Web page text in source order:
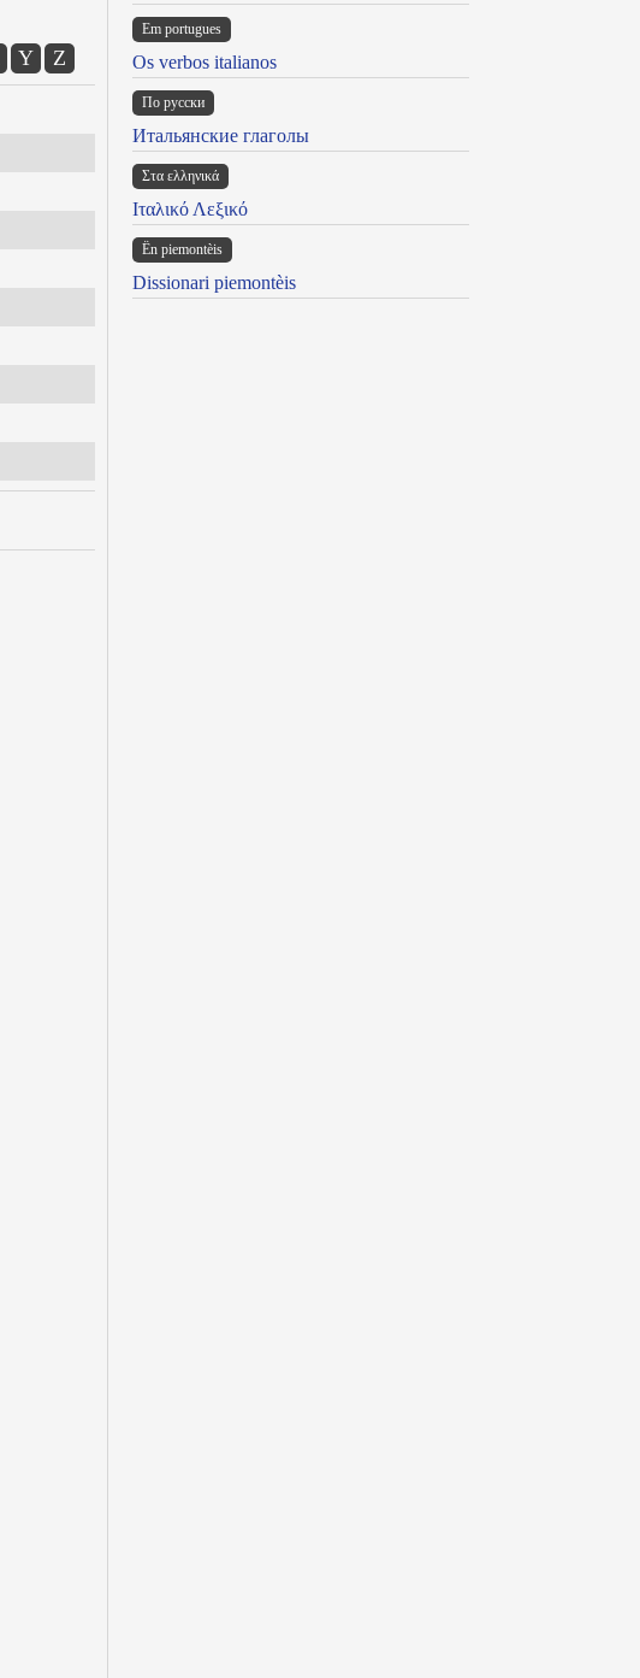
Y Z
Em portugues
Os verbos italianos
По русски
Итальянские глаголы
Στα ελληνικά
Ιταλικό Λεξικό
Ën piemontèis
Dissionari piemontèis